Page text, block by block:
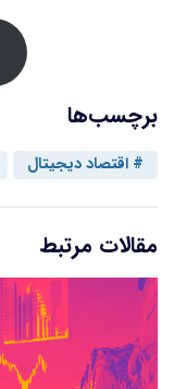
برچسب‌ها
اقتصاد دیجیتال
مقالات مرتبط